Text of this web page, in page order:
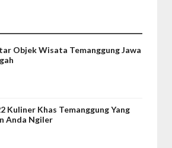
Objek Wisata Temanggung Jawa
Kuliner Khas Temanggung Yang
Anda Ngiler